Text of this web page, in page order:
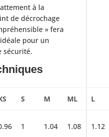
à la
de décrochage
» fera
pour un
sécurité.
S M ML L
1 1.04 1.08 1.12